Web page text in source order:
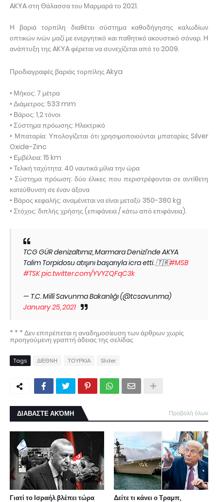
AKYA στη Θάλασσα του Μαρμαρά το 2021.
Η βαριά τορπίλη διαθέτει σύστημα καθοδήγησης καλωδίων
οπτικών ινών μαζί με ενεργητικό και παθητικό ακουστικό σόναρ. Η
ανάπτυξη της AKYA φέρεται να συνεχίζεται από το 2009.
Προδιαγραφές βαριάς τορπίλης Akya
• Μήκος: 7 μέτρα
• Διάμετρος: 533 mm
• Βάρος: 1,2 τόνοι
• Σύστημα πρόωσης: Ηλεκτρικό
• Μπαταρία: Υπολογίζεται ότι χρησιμοποιούνται μπαταρίες Silver
Oxide-Zinc
• Εμβέλεια: 15 km
• Τελική ταχύτητα: 40 ναυτικά μίλια την ώρα
• Σύστημα πρόωση: δύο έλικες που περιστρέφονται σε αντίθετη
κατεύθυνση σε έναν άξονα
• Βάρος κεφαλής: αναμένεται να είναι μεταξύ 350-380 kg
• Στόχος: διπλής χρήσης (επιφάνεια / κάτω από επιφάνεια).
TCG GÜR denizaltımız, Marmara Denizi’nde AKYA
Talim Torpidosu atışını başarıyla icra etti. 🇹🇷#MSB
#TSKpic.twitter.com/YVYZQFqC3k
— T.C. Millî Savunma Bakanlığı (@tcsavunma)
January 25, 2021
* * * Δεν επιτρέπεται η αναδημοσίευση των άρθρων χωρίς
προηγούμενη γραπτή άδειας της σελίδας
Tags ΔΙΕΘΝΗ ΤΟΥΡΚΙΑ Slider
ΔΙΑΒΑΣΤΕ ΑΚΌΜΗ Προβολή όλων
Γιατί το Ισραήλ βλέπει τώρα Δείτε τι κάνει ο Τραμπ,